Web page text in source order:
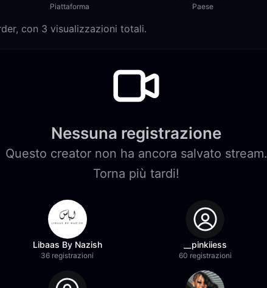
Piattaforma Paese
con 3 visualizzazioni totali.
Nessuna registrazione
Questo creator non ha ancora salvato stream.
Torna più tardi!
Libaas By Nazish
36 registrazioni
__pinkiiess
60 registrazioni